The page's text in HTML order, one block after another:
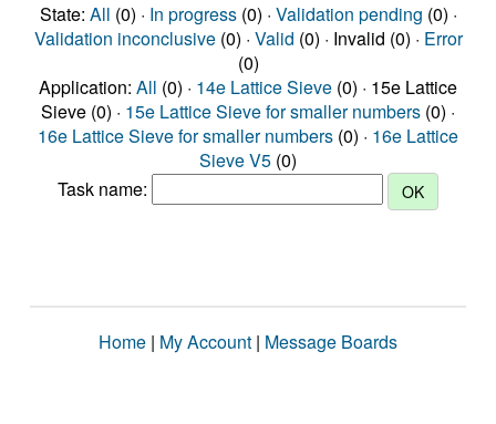
State: All (0) · In progress(0) · Validation pending (0) ·
Validation inconclusive(0) · Valid (0) · Invalid (0) · Error
(0)
Application: All (0) · 14e Lattice Sieve (0) · 15e Lattice
Sieve (0) · 15e Lattice Sieve for smaller numbers (0) ·
16e Lattice Sieve for smaller numbers (0) · 16e Lattice
Sieve V5 (0)
Task name:
Home | My Account | Message Boards